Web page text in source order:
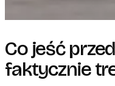
Co jeść
faktycznie